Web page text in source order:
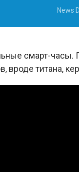
News
смарт-часы.
вроде титана,